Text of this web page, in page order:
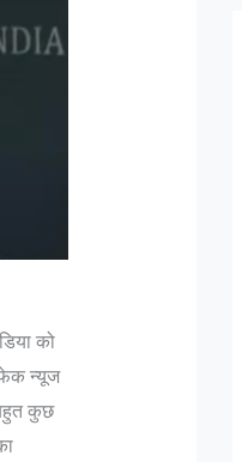
को
न्यूज
कुछ हमले की साजिश, नाम
छिपे 3 आतंकी